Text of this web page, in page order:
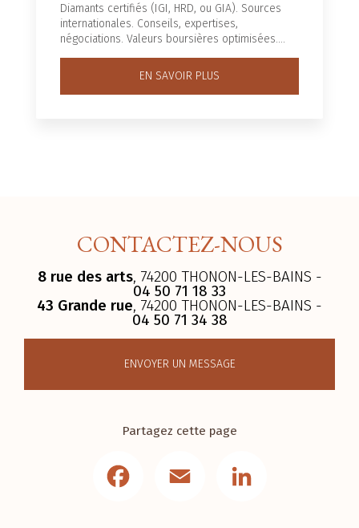
Diamants certifiés (IGI, HRD, ou GIA). Sources
internationales. Conseils, expertises,
négociations. Valeurs boursières optimisées....
EN SAVOIR PLUS
CONTACTEZ-NOUS
8 rue des arts, 74200 THONON-LES-BAINS -
04 50 71 18 33
43 Grande rue, 74200 THONON-LES-BAINS -
04 50 71 34 38
ENVOYER UN MESSAGE
Partagez cette page